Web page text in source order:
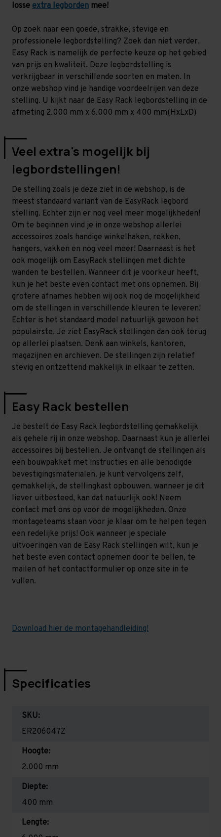
losse extra legborden mee!
Op zoek naar een goede, strakke, stevige en
professionele legbordstelling? Zoek dan niet verder.
Easy Rack is namelijk de perfecte keuze op het gebied
van prijs en kwaliteit. Deze legbordstelling is
verkrijgbaar in verschillende soorten en maten. In
onze webshop vind je handige voordeelrijen van deze
stelling. U kijkt naar de Easy Rack legbordstelling in de
afmeting 2.000 mm x 6.000 mm x 400 mm(HxLxD)
Veel extra's mogelijk bij
legbordstellingen!
De stelling zoals je deze ziet in de webshop, is de
meest standaard variant van de EasyRack legbord
stelling. Echter zijn er nog veel meer mogelijkheden!
Om te beginnen vind je in onze webshop allerlei
accessoires zoals handige winkelhaken, rekken,
hangers, vakken en nog veel meer! Daarnaast is het
ook mogelijk om EasyRack stellingen met dichte
wanden te bestellen. Wanneer dit je voorkeur heeft,
kun je het beste even contact met ons opnemen. Bij
grotere afnames hebben wij ook nog de mogelijkheid
om de stellingen in verschillende kleuren te leveren!
Echter is het standaard model natuurlijk gewoon het
populairste. Je ziet EasyRack stellingen dan ook terug
op allerlei plaatsen. Denk aan winkels, kantoren,
magazijnen en archieven. De stellingen zijn relatief
stevig en ontzettend makkelijk in elkaar te zetten.
Easy Rack bestellen
Je bestelt de Easy Rack legbordstelling gemakkelijk
als gehele rij in onze webshop. Daarnaast kun je allerlei
accessoires bij bestellen. Je ontvangt de stellingen als
een bouwpakket met instructies en alle benodigde
bevestigingsmaterialen. je kunt vervolgens zelf,
gemakkelijk, de stellingkast opbouwen. wanneer je dit
liever uitbesteed, kan dat natuurlijk ook! Neem
contact met ons op voor de mogelijkheden. Onze
montageteams staan voor je klaar om te helpen tegen
een redelijke prijs! Ook wanneer je speciale
uitvoeringen van de Easy Rack stellingen wilt, kun je
het beste even contact opnemen door te bellen, te
mailen of het contactformulier op onze site in te
vullen.
Download hier de montagehandleiding!
Specificaties
SKU:
ER206047Z
Hoogte:
2.000 mm
Diepte:
400 mm
Lengte: